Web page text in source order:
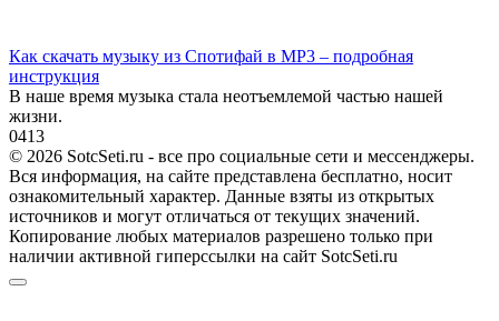
Как скачать музыку из Спотифай в MP3 – подробная
инструкция
В наше время музыка стала неотъемлемой частью нашей
жизни.
0413
© 2026 SotcSeti.ru - все про социальные сети и мессенджеры.
Вся информация, на сайте представлена бесплатно, носит
ознакомительный характер. Данные взяты из открытых
источников и могут отличаться от текущих значений.
Копирование любых материалов разрешено только при
наличии активной гиперссылки на сайт SotcSeti.ru